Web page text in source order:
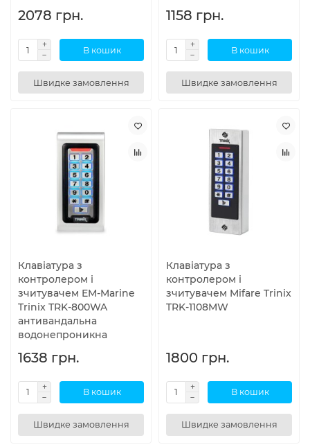
2078 грн.
В кошик
Швидке замовлення
1158 грн.
В кошик
Швидке замовлення
Клавіатура з
контролером і
зчитувачем EM-Marine
Trinix TRK-800WA
антивандальна
водонепроникна
1638 грн.
В кошик
Швидке замовлення
Клавіатура з
контролером і
зчитувачем Mifare Trinix
TRK-1108MW
1800 грн.
В кошик
Швидке замовлення